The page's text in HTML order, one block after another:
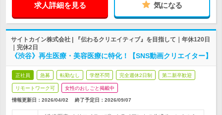
求人詳細を見る 気になる
サイトカイン株式会社 | 『伝わるクリエイティブ』を目指して｜年休120日
｜完休2日
《渋谷》再生医療・美容医療に特化！【SNS動画クリエイター】
正社員 急募 転勤なし 学歴不問 完全週休2日制 第二新卒歓迎
リモートワーク可 女性のおしごと掲載中
情報更新日：2026/04/02 終了予定日： 2026/09/07